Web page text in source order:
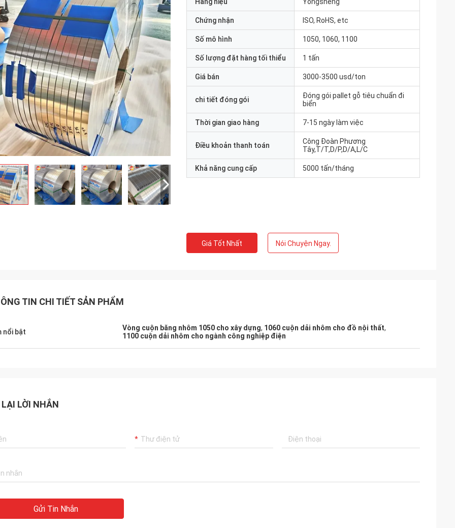
Chứng nhận ISO, RoHS, etc
Số mô hình 1050, 1060, 1100
Số lượng đặt hàng tối thiểu 1 tấn
Giá bán 3000-3500 usd/ton
chi tiết đóng gói
Đóng gói pallet gỗ tiêu chuẩn đi
biển
Thời gian giao hàng 7-15 ngày làm việc
Điều khoản thanh toán
Công Đoàn Phương
Tây,T/T,D/P,D/A,L/C
Khả năng cung cấp 5000 tấn/tháng
Giá Tốt Nhất Nói Chuyện Ngay.
TIN CHI TIẾT SẢN PHẨM
nổi bật Vòng cuộn băng nhôm 1050 cho xây dựng, 1060 cuộn dải nhôm cho đồ nội thất,
1100 cuộn dải nhôm cho ngành công nghiệp điện
LỜI NHẮN
Gửi Tin Nhắn